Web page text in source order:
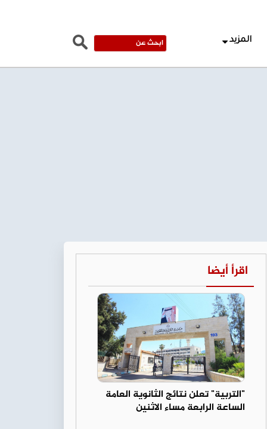
المزيد
اقرأ أيضا
"التربية" تعلن نتائج الثانوية العامة
الساعة الرابعة مساء الاثنين